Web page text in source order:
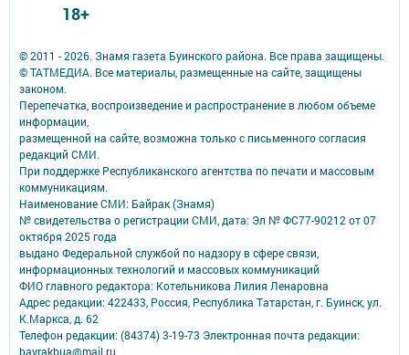
© 2011 - 2026. Знамя газета Буинского района. Все права защищены.
© ТАТМЕДИА. Все материалы, размещенные на сайте, защищены
законом.
Перепечатка, воспроизведение и распространение в любом объеме
информации,
размещенной на сайте, возможна только с письменного согласия
редакций СМИ.
При поддержке Республиканского агентства по печати и массовым
коммуникациям.
Наименование СМИ: Байрак (Знамя)
№ свидетельства о регистрации СМИ, дата: Эл № ФС77-90212 от 07
октября 2025 года
выдано Федеральной службой по надзору в сфере связи,
информационных технологий и массовых коммуникаций
ФИО главного редактора: Котельникова Лилия Ленаровна
Адрес редакции: 422433, Россия, Республика Татарстан, г. Буинск, ул.
К.Маркса, д. 62
Телефон редакции: (84374) 3-19-73 Электронная почта редакции:
bayrakbua@mail.ru
18+